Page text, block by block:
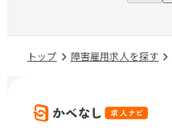
トップ 障害雇用求人を探す